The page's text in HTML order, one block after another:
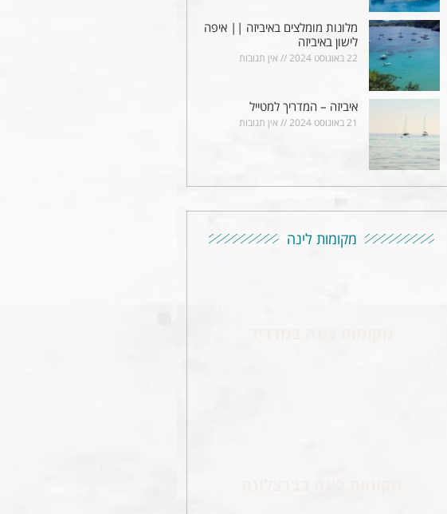
מלונות מומלצים באיביזה || איפה
לישון באיביזה
22 באוגוסט 2024 אין תגובות
איביזה – המדריך למטייל
21 באוגוסט 2024 אין תגובות
מקומות לינה